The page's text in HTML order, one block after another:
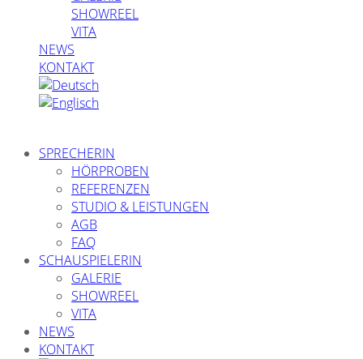
SHOWREEL
VITA
NEWS
KONTAKT
SPRECHERIN
HÖRPROBEN
REFERENZEN
STUDIO & LEISTUNGEN
AGB
FAQ
SCHAUSPIELERIN
GALERIE
SHOWREEL
VITA
NEWS
KONTAKT